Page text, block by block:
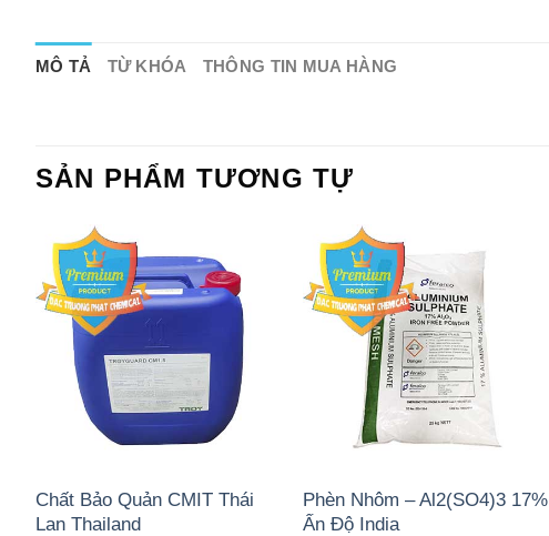
MÔ TẢ TỪ KHÓA THÔNG TIN MUA HÀNG
SẢN PHẨM TƯƠNG TỰ
Chất Bảo Quản CMIT Thái
Lan Thailand
Phèn Nhôm – Al2(SO4)3 17%
Ấn Độ India